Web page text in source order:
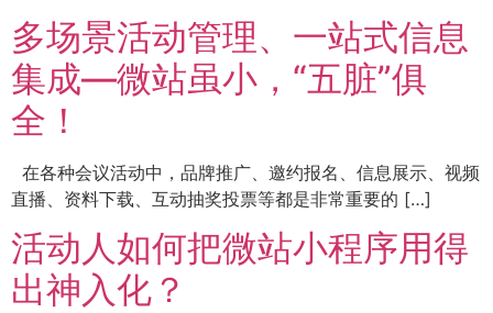
多场景活动管理、一站式信息
集成—微站虽小，“五脏”俱
全！
在各种会议活动中，品牌推广、邀约报名、信息展示、视频
直播、资料下载、互动抽奖投票等都是非常重要的 […]
活动人如何把微站小程序用得
出神入化？